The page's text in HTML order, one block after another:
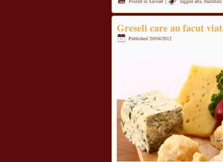
Greseli care au facut
Published 20/04/2012